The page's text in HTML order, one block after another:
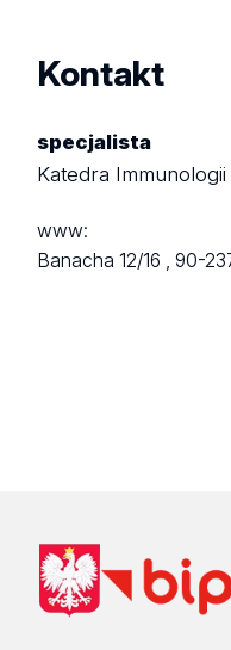
Kontakt
specjalista
Katedra
www:
Banacha 12/16 ,90-